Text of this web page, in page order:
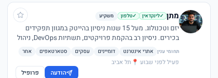
מתן ✓לינקדאין ✓טלפון משקיע
יזם וטכנולוג. מעל 15 שנות ניסיון בהייטק במגוון תפקידים
בכירים. ניסיון רב בהקמת פרויקטים, תשתיות DevOps, ניהול
פרויקטים Agile. שותף מייסד ומנכ״ל בחנות ה״אפס פסולת״
הראשונה בישראל -
lzp.tfyxbb.ae.mk
שת״פ מועדף - בעולמות המודעות והקיימות הסביבתית
תחומי ענין אתרי אינטרנט דומיינים עסקים סטארטאפים אחר
פעיל לפני שבוע·
📍 תל אביב
הודעה
פרופיל